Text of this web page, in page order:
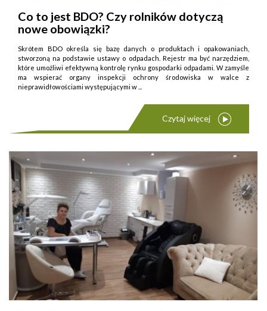
Co to jest BDO? Czy rolników dotyczą
nowe obowiązki?
Skrótem BDO określa się bazę danych o produktach i opakowaniach,
stworzoną na podstawie ustawy o odpadach. Rejestr ma być narzędziem,
które umożliwi efektywną kontrolę rynku gospodarki odpadami. W zamyśle
ma wspierać organy inspekcji ochrony środowiska w walce z
nieprawidłowościami występującymi w ...
Czytaj więcej